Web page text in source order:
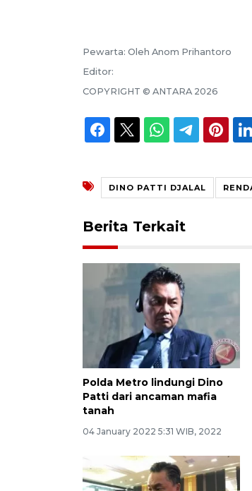
Pewarta: Oleh Anom Prihantoro
Editor:
COPYRIGHT © ANTARA 2026
DINO PATTI DJALAL
Berita Terkait
Polda Metro lindungi Dino
Patti dari ancaman mafia
tanah
04 January 2022 5:31 WIB, 2022